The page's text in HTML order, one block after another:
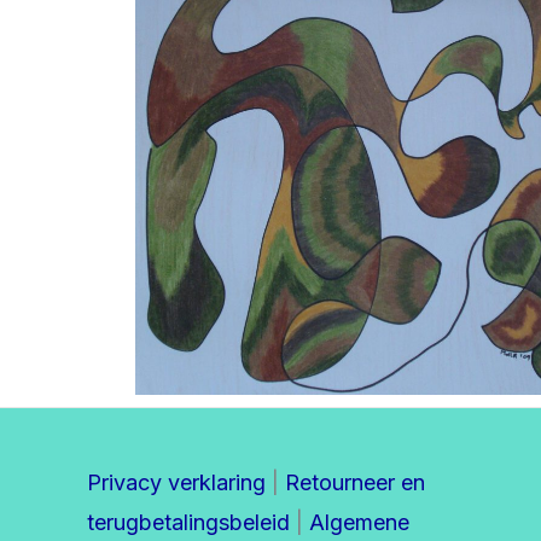
Privacy verklaring
Retourneer en
terugbetalingsbeleid
Algemene